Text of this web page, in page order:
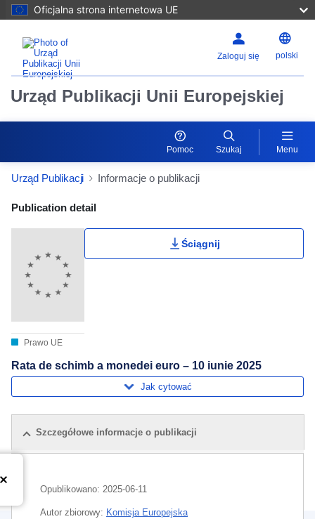
Oficjalna strona internetowa UE
Zaloguj się polski
Urząd Publikacji Unii Europejskiej
Pomoc Szukaj Menu
Urząd Publikacji Informacje o publikacji
Publication Detail Actions Portlet
Publication detail
Prawo UE
Ściągnij
Rata de schimb a monedei euro – 10 iunie 2025
Jak cytować
Szczegółowe informacje o publikacji
Opublikowano: 2025-06-11
Autor zbiorowy: Komisja Europejska